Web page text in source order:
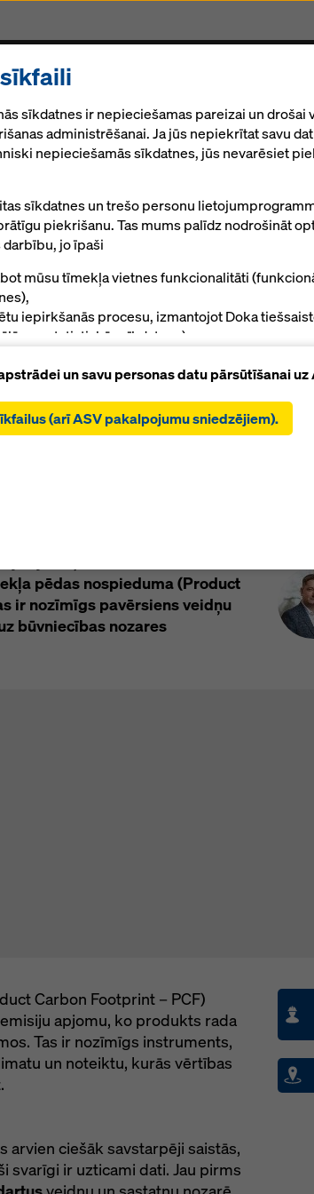
un sastatņu piegādātājiem,
jomā, aktīvi iesaistoties
pēdas nospieduma (Product
ir nozīmīgs pavērsiens veidņu
būvniecības nozares
Carbon Footprint – PCF)
apjomu, ko produkts rada
Tas ir nozīmīgs instruments,
un noteiktu, kurās vērtības
ciešāk savstarpēji saistās,
svarīgi ir uzticami dati. Jau pirms
sīkdatnes ir nepieciešamas pareizai un drošai
administrēšanai. Ja jūs nepiekrītat savu
nepieciešamās sīkdatnes, jūs nevarēsiet
sīkdatnes un trešo personu
piekrišanu. Tas mums palīdz nodrošināt
jo īpaši
mūsu tīmekļa vietnes funkcionalitāti
iepirkšanās procesu, izmantojot Doka
un statistiskās sīkdatnes),
visas sīkdatnes (ieskaitot ASV pakalpojumu
visu sīkdatņu uzstādīšanai un izmantošanai.
Tas var būt saistīts arī ar datu pārsūtīšanu
ASV. Ja jūsu izvēlētie iestatījumi ietver arī
kas pārsūta datus uz trešām valstīm, kurās
saskaņā ar VDAR 45. pantu un nav piemērotu
saskaņā ar VDAR 46. pantu, jūsu piekrišana
un uzraudzības nolūkos un ka pret to
līdzekļu. Jūs varat noraidīt visas
noklikšķinot uz “Noraidīt” vai
, noklikšķinot uz sīkdatņu iestatījumiem šīs
un savu personas datu pārsūtīšanai uz
(arī ASV pakalpojumu sniedzējiem).